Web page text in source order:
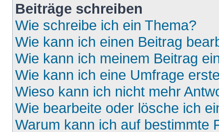
Beiträge schreiben
Wie schreibe ich ein Thema?
Wie kann ich einen Beitrag
Wie kann ich meinem Beitrag
Wie kann ich eine Umfrage
Wieso kann ich nicht mehr
Wie bearbeite oder lösche ich
Warum kann ich auf bestimmte